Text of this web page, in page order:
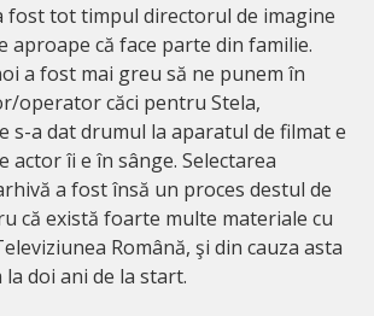
fost tot timpul directorul de imagine
aproape că face parte din familie.
a fost mai greu să ne punem în
operator căci pentru Stela,
s-a dat drumul la aparatul de filmat e
actor îi e în sânge. Selectarea
a fost însă un proces destul de
că există foarte multe materiale cu
Română, şi din cauza asta
doi ani de la start.